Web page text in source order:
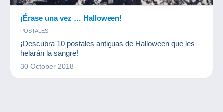
¡Érase una vez … Halloween!
POSTALES
¡Descubra 10 postales antiguas de Halloween que les
helarán la sangre!
30 October 2018